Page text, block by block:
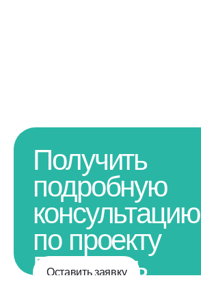
Получить
подробную
консультацию
по проекту
Получить
Оставить заявку